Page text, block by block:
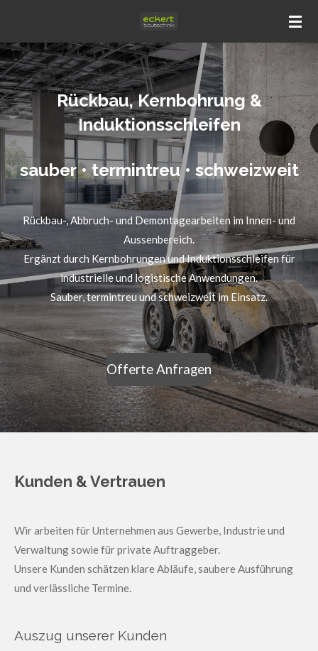
springen
Rückbau, Kernbohrung &
Induktionsschleifen
sauber • termintreu • schweizweit
Rückbau-, Abbruch- und Demontagearbeiten im Innen- und
Aussenbereich.
Ergänzt durch Kernbohrungen und Induktionsschleifen für
industrielle und logistische Anwendungen.
Sauber, termintreu und schweizweit im Einsatz.
Offerte Anfragen
Kunden & Vertrauen
Wir arbeiten für Unternehmen aus Gewerbe, Industrie und
Verwaltung sowie für private Auftraggeber.
Unsere Kunden schätzen klare Abläufe, saubere Ausführung
und verlässliche Termine.
Auszug unserer Kunden